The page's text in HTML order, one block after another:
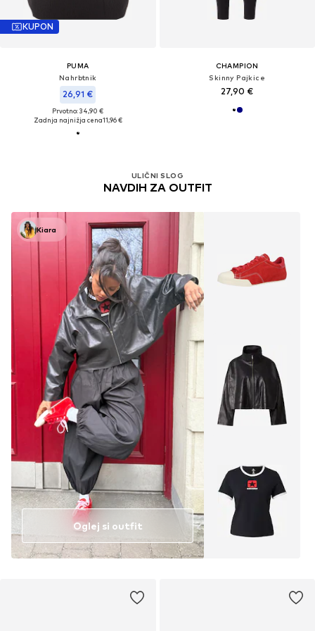
KUPON
PUMA
Nahrbtnik
26,91 €
Prvotno: 34,90 €
Zadnja najnižja cena11,96 €
CHAMPION
Skinny Pajkice
27,90 €
ULIČNI SLOG
NAVDIH ZA OUTFIT
Kiara
Oglej si outfit